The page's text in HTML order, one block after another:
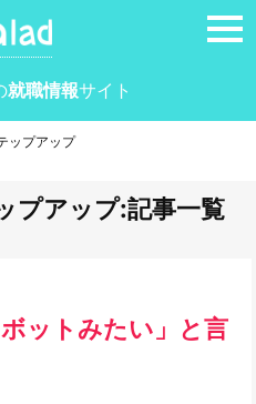
就職情報サイト
ップアップ
プアップ:記事一覧
ットみたい」と言